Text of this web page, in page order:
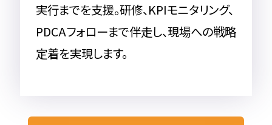
実行までを支援。研修、KPIモニタリング、
PDCAフォローまで伴走し、現場への戦略
定着を実現します。